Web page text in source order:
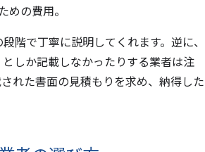
の費用。
階で丁寧に説明してくれます。逆に、
しか記載しなかったりする業者は注
れた書面の見積もりを求め、納得した